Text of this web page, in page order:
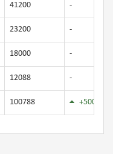
41200 -
23200 -
18000 -
12088 -
100788 +500